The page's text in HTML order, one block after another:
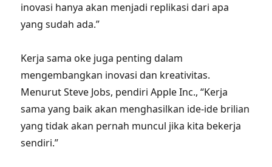
inovasi hanya akan menjadi replikasi dari apa
yang sudah ada.”
Kerja sama oke juga penting dalam
mengembangkan inovasi dan kreativitas.
Menurut Steve Jobs, pendiri Apple Inc., “Kerja
sama yang baik akan menghasilkan ide-ide brilian
yang tidak akan pernah muncul jika kita bekerja
sendiri.”